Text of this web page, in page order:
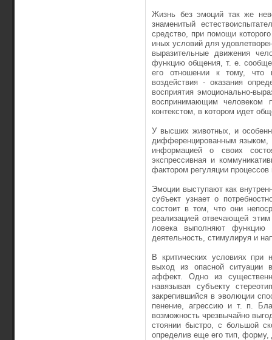
Жизнь без эмоций так же
знаменитый
средство, при помощи
иных условий для
выразительные движения
функцию общения, т. е.
его отношении к тому, что
воздействия - оказания
восприятия эмо­ционально-
воспринимающим человеком
контекстом, в котором идет
У высших животных, и
дифференцированным
информацией о своих
экспрессивная и
фактором регу­ляции процессов
Эмоции выступают как
субъект узнает о
состоит в том, что они
реализацией отвечающей
ловека выполняют функцию
деятельность, стимулируя и
В критических условиях при
выход из опасной ситуации
аффект. Одно из
навязывая субъекту
закрепившийся в эволюции
пенение, агрессию и т. п.
возможность чрезвычайно
стоянии быстро, с большой
определив еще его тип, форму,